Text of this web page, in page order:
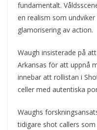
fundamentalt.
en realism som
glamorisering av action.
Waugh insisterade på
Arkansas för att uppnå
innebar att rollistan i
celler med autentiska
Waughs
tidigare shot callers